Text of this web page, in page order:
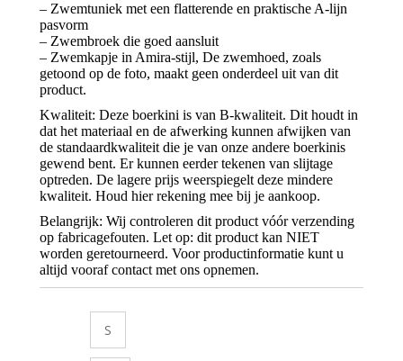
– Zwemtuniek met een flatterende en praktische A-lijn
pasvorm
– Zwembroek die goed aansluit
– Zwemkapje in Amira-stijl, De zwemhoed, zoals
getoond op de foto, maakt geen onderdeel uit van dit
product.
Kwaliteit: Deze boerkini is van B-kwaliteit. Dit houdt in
dat het materiaal en de afwerking kunnen afwijken van
de standaardkwaliteit die je van onze andere boerkinis
gewend bent. Er kunnen eerder tekenen van slijtage
optreden. De lagere prijs weerspiegelt deze mindere
kwaliteit. Houd hier rekening mee bij je aankoop.
Belangrijk: Wij controleren dit product vóór verzending
op fabricagefouten. Let op: dit product kan NIET
worden geretourneerd. Voor productinformatie kunt u
altijd vooraf contact met ons opnemen.
S